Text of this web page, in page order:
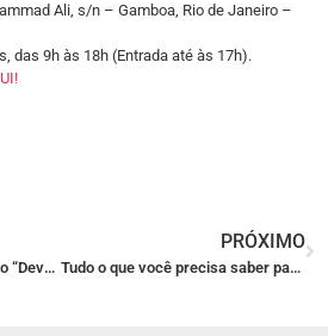
Ali, s/n – Gamboa, Rio de Janeiro –
das 9h às 18h (Entrada até às 17h).
Ofiúro: a estrela-serpente, o “Devorador de Mentes” do oceano
PRÓXIMO
Tudo o que você precisa saber para visitar o AquaRio!